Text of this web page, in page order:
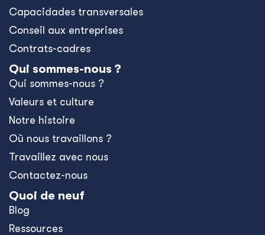
Capacidades transversales
Conseil aux entreprises
Contrats-cadres
Qui sommes-nous ?
Qui sommes-nous ?
Valeurs et culture
Notre histoire
Où nous travaillons ?
Travaillez avec nous
Contactez-nous
Quoi de neuf
Blog
Ressources